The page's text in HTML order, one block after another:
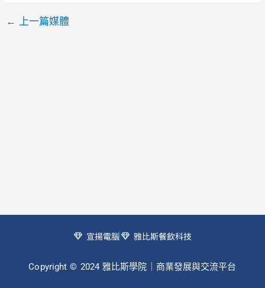
← 上一篇媒體
宣揚電腦 雅比斯餐飲科技
Copyright © 2024 雅比斯學院｜商業發展與交流平台